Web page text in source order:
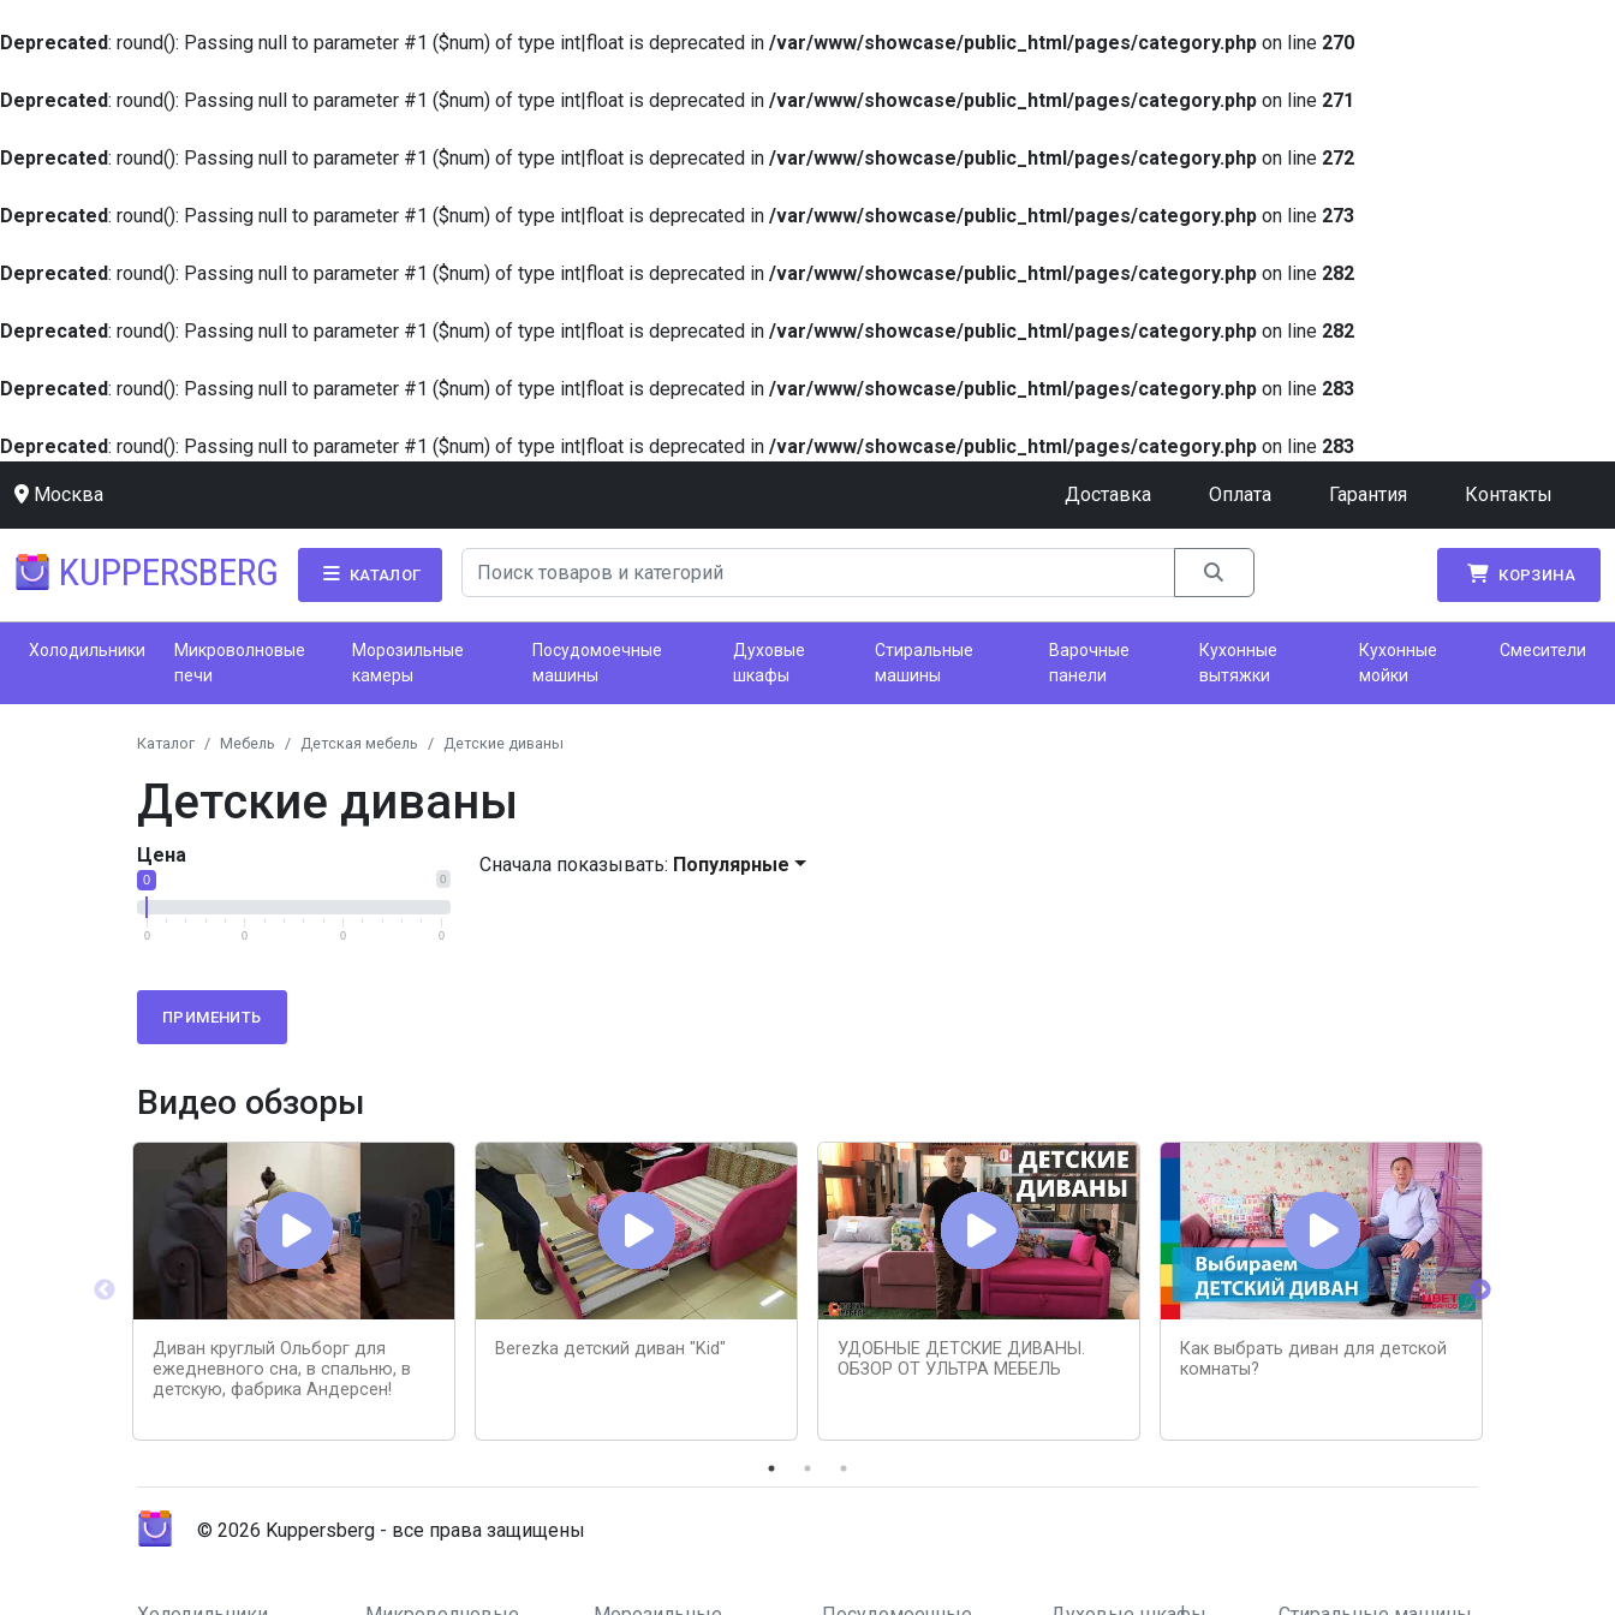
Deprecated: round(): Passing null to parameter #1 ($num) of type int|float is deprecated in /var/www/showcase/public_html/pages/category.php on line 270
Deprecated: round(): Passing null to parameter #1 ($num) of type int|float is deprecated in /var/www/showcase/public_html/pages/category.php on line 271
Deprecated: round(): Passing null to parameter #1 ($num) of type int|float is deprecated in /var/www/showcase/public_html/pages/category.php on line 272
Deprecated: round(): Passing null to parameter #1 ($num) of type int|float is deprecated in /var/www/showcase/public_html/pages/category.php on line 273
Deprecated: round(): Passing null to parameter #1 ($num) of type int|float is deprecated in /var/www/showcase/public_html/pages/category.php on line 282
Deprecated: round(): Passing null to parameter #1 ($num) of type int|float is deprecated in /var/www/showcase/public_html/pages/category.php on line 282
Deprecated: round(): Passing null to parameter #1 ($num) of type int|float is deprecated in /var/www/showcase/public_html/pages/category.php on line 283
Deprecated: round(): Passing null to parameter #1 ($num) of type int|float is deprecated in /var/www/showcase/public_html/pages/category.php on line 283
Москва Доставка Оплата Гарантия Контакты
KUPPERSBERG КАТАЛОГ КОРЗИНА
Холодильники
Микроволновые
печи
Морозильные
камеры
Посудомоечные
машины
Духовые
шкафы
Стиральные
машины
Варочные
панели
Кухонные
вытяжки
Кухонные
мойки
Смесители
Каталог Мебель Детская мебель Детские диваны
Детские диваны
Цена
0
0
0 0 0 0
ПРИМЕНИТЬ
Сначала показывать: Популярные
Видео обзоры
Диван круглый Ольборг для
ежедневного сна, в спальню, в
детскую, фабрика Андерсен!
Berezka детский диван "Kid"
УДОБНЫЕ ДЕТСКИЕ ДИВАНЫ.
ОБЗОР ОТ УЛЬТРА МЕБЕЛЬ
Как выбрать диван для детской
комнаты?
© 2026 Kuppersberg - все права защищены